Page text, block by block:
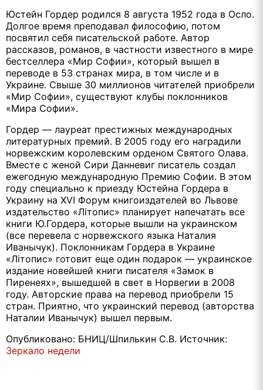
Юстейн Гордер родился 8 августа 1952 года в Осло.
Долгое время преподавал философию, потом
посвятил себя писательской работе. Автор
рассказов, романов, в частности известного в мире
бестселлера «Мир Софии», который вышел в
переводе в 53 странах мира, в том числе и в
Украине. Свыше 30 миллионов читателей приобрели
«Мир Софии», существуют клубы поклонников
«Мира Софии».
Гордер — лауреат престижных международных
литературных премий. В 2005 году его наградили
норвежским королевским орденом Святого Олава.
Вместе с женой Сири Данневиг писатель создал
ежегодную международную Премию Софии. В этом
году специально к приезду Юстейна Гордера в
Украину на XVI Форум книгоиздателей во Львове
издательство «Літопис» планирует напечатать все
книги Ю.Гордера, которые вышли на украинском
(все перевела с норвежского языка Наталия
Иванычук). Поклонникам Гордера в Украине
«Літопис» готовит еще один подарок — украинское
издание новейшей книги писателя «Замок в
Пиренеях», вышедшей в свет в Норвегии в 2008
году. Авторские права на перевод приобрели 15
стран. Приятно, что украинский перевод (авторства
Наталии Иванычук) вышел первым.
Опубликовано: БНИЦ/Шпилькин С.В. Источник:
Зеркало недели